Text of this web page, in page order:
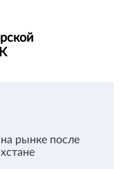
рынке после